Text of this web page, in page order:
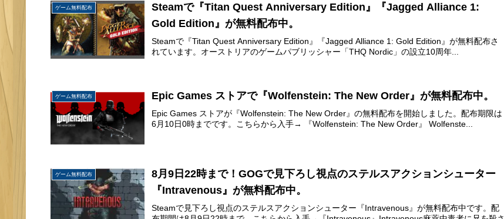
ゲーム無料配布
Steamで『Titan Quest Anniversary Edition』『Jagged Alliance 1:
Gold Edition』が無料配布中。
Steamで『Titan Quest Anniversary Edition』『Jagged Alliance 1: Gold Edition』が無料配布さ
れています。オーストリアのゲームパブリッシャー「THQ Nordic」の設立10周年...
ゲーム無料配布 Epic Games ストアで『Wolfenstein: The New Order』が無料配布中。
Epic Games ストアが『Wolfenstein: The New Order』の無料配布を開始しました。配布期限は
6月10日0時までです。こちらから入手→ 『Wolfenstein: The New Order』 Wolfenste...
ゲーム無料配布
8月9日22時まで！GOGで見下ろし視点のステルスアクションシューター
『Intravenous』が無料配布中。
Steamで見下ろし視点のステルスアクションシューター『Intravenous』が無料配布中です。配